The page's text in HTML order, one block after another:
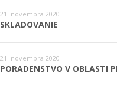
21. novembra 2020
SKLADOVANIE
21. novembra 2020
PORADENSTVO V OBLASTI